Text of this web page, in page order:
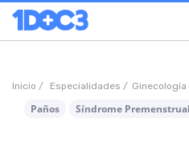
Inicio / Especialidades /
Paños Síndrome Premenstrual